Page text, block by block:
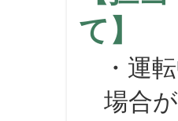
て】
・運転
場合